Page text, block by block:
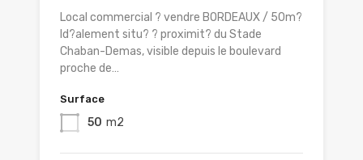
Local commercial ? vendre BORDEAUX / 50m?
Id?alement situ? ? proximit? du Stade
Chaban-Demas, visible depuis le boulevard
proche de…
Surface
50 m2